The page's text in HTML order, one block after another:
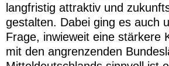
langfristig attraktiv und
gestalten. Dabei ging es auch
Frage, inwieweit eine stärkere
mit den angrenzenden